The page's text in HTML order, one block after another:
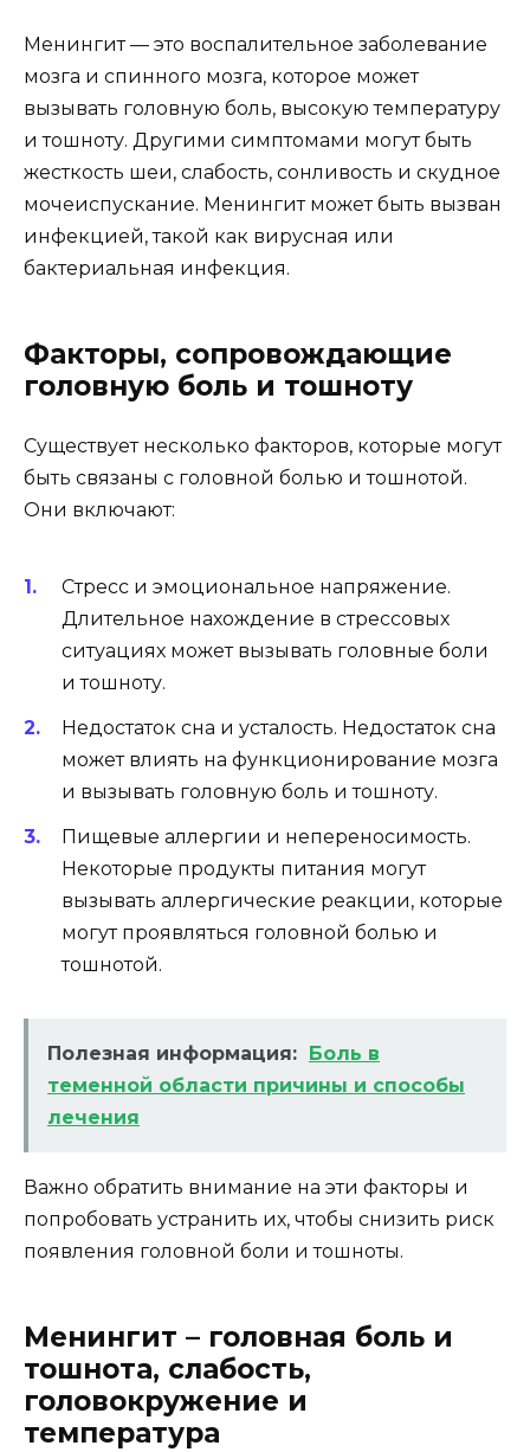
Менингит — это воспалительное заболевание
мозга и спинного мозга, которое может
вызывать головную боль, высокую температуру
и тошноту. Другими симптомами могут быть
жесткость шеи, слабость, сонливость и скудное
мочеиспускание. Менингит может быть вызван
инфекцией, такой как вирусная или
бактериальная инфекция.
Факторы, сопровождающие
головную боль и тошноту
Существует несколько факторов, которые могут
быть связаны с головной болью и тошнотой.
Они включают:
Стресс и эмоциональное напряжение.
Длительное нахождение в стрессовых
ситуациях может вызывать головные боли
и тошноту.
Недостаток сна и усталость. Недостаток сна
может влиять на функционирование мозга
и вызывать головную боль и тошноту.
Пищевые аллергии и непереносимость.
Некоторые продукты питания могут
вызывать аллергические реакции, которые
могут проявляться головной болью и
тошнотой.
Полезная информация:
Боль в
теменной области причины и способы
лечения
Важно обратить внимание на эти факторы и
попробовать устранить их, чтобы снизить риск
появления головной боли и тошноты.
Менингит – головная боль и
тошнота, слабость,
головокружение и
температура